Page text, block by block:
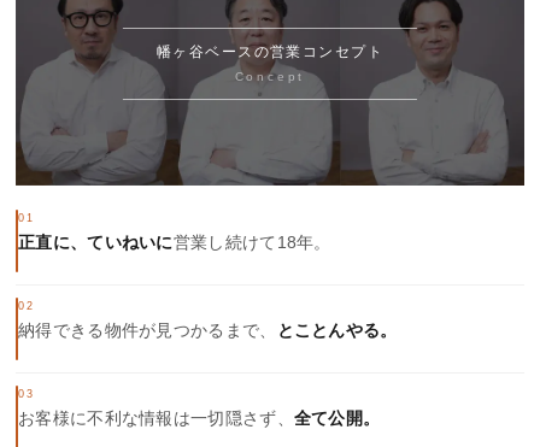
幡ヶ谷ベースの営業コンセプト
Concept
01
正直に、ていねいに営業し続けて18年。
02
納得できる物件が見つかるまで、 とことんやる。
03
お客様に不利な情報は一切隠さず、 全て公開。